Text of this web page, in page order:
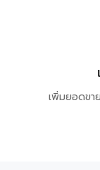
เพิ่มยอดขา